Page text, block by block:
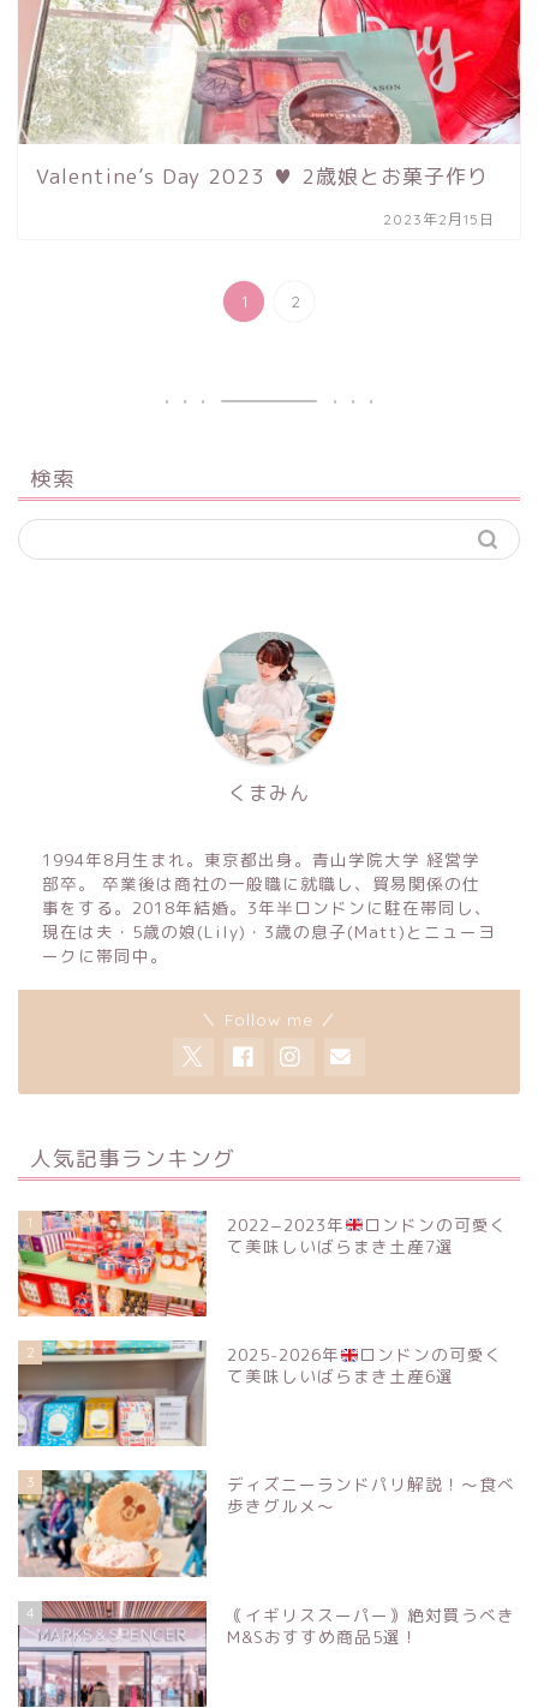
Valentine’s Day 2023 ♥︎ 2歳娘とお菓子作り
2023年2月15日
1 2
検索
くまみん
1994年8月生まれ。東京都出身。青山学院大学 経営学
部卒。 卒業後は商社の一般職に就職し、貿易関係の仕
事をする。2018年結婚。3年半ロンドンに駐在帯同し、
現在は夫・5歳の娘(Lily)・3歳の息子(Matt)とニューヨ
ークに帯同中。
＼ Follow me ／
人気記事ランキング
1 2022−2023年
ロンドンの可愛く
て美味しいばらまき土産7選
2 2025-2026年
ロンドンの可愛く
て美味しいばらまき土産6選
3
ディズニーランドパリ解説！〜食べ
歩きグルメ〜
4
｟イギリススーパー｠絶対買うべき
M&Sおすすめ商品5選！